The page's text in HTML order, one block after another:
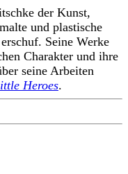
der Kunst,
und plastische
Seine Werke
Charakter und ihre
seine Arbeiten
Heroes.